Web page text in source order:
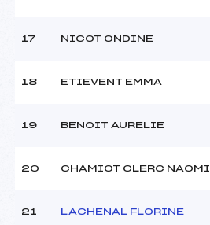
17 NICOT ONDINE
18 ETIEVENT EMMA
19 BENOIT AURELIE
20 CHAMIOT CLERC NAOMI
21 LACHENAL FLORINE